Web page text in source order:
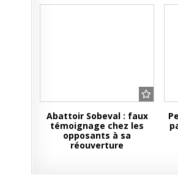
Abattoir Sobeval : faux
témoignage chez les
opposants à sa
réouverture